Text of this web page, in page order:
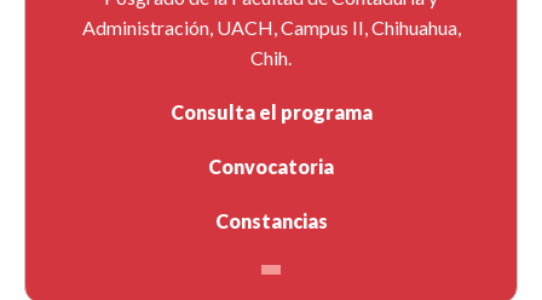
Administración, UACH, Campus II, Chihuahua,
Chih.
Consulta el programa
Convocatoria
Constancias